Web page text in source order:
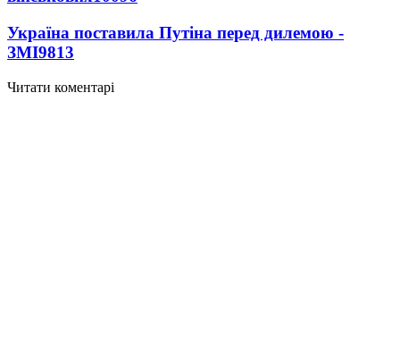
Україна поставила Путіна перед дилемою -
ЗМІ9813
Читати коментарі